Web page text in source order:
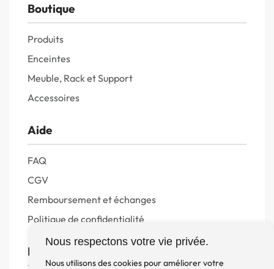
Nous respectons votre vie privée.
Nous utilisons des cookies pour améliorer votre
Boutique
Produits
Enceintes
Meuble, Rack et Support
Accessoires
Aide
FAQ
CGV
Remboursement et échanges
Politique de confidentialité
FM Diffusion